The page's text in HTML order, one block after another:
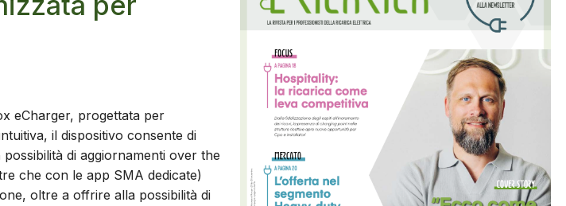
eCharger, progettata per
il dispositivo consente di
di aggiornamenti over the
che con le app SMA dedicate)
oltre a offrire alla possibilità di